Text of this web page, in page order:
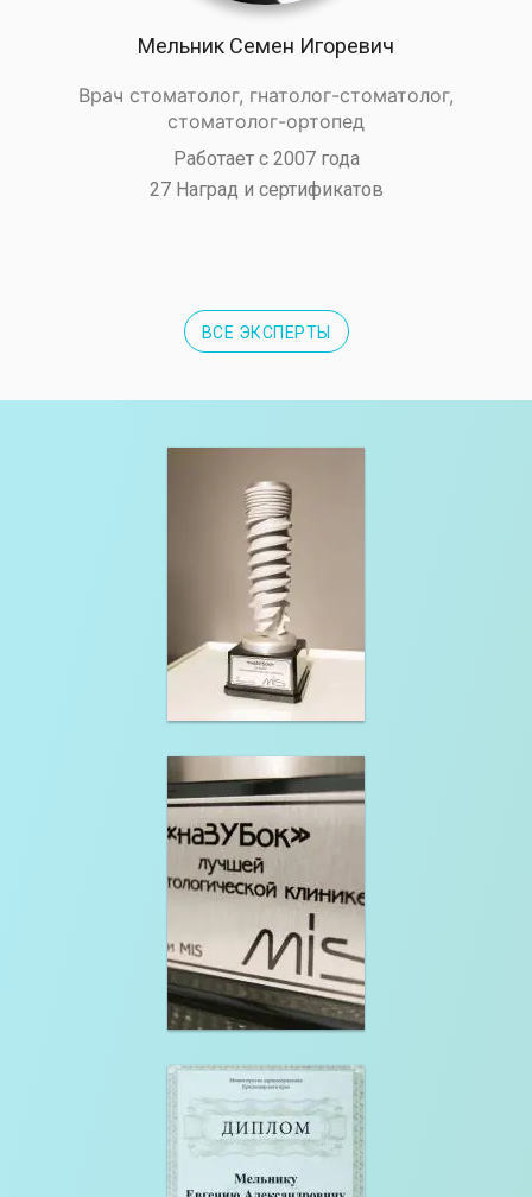
Мельник Семен Игоревич
Врач стоматолог, гнатолог-стоматолог,
стоматолог-ортопед
Работает с 2007 года
27 Наград и сертификатов
ВСЕ ЭКСПЕРТЫ